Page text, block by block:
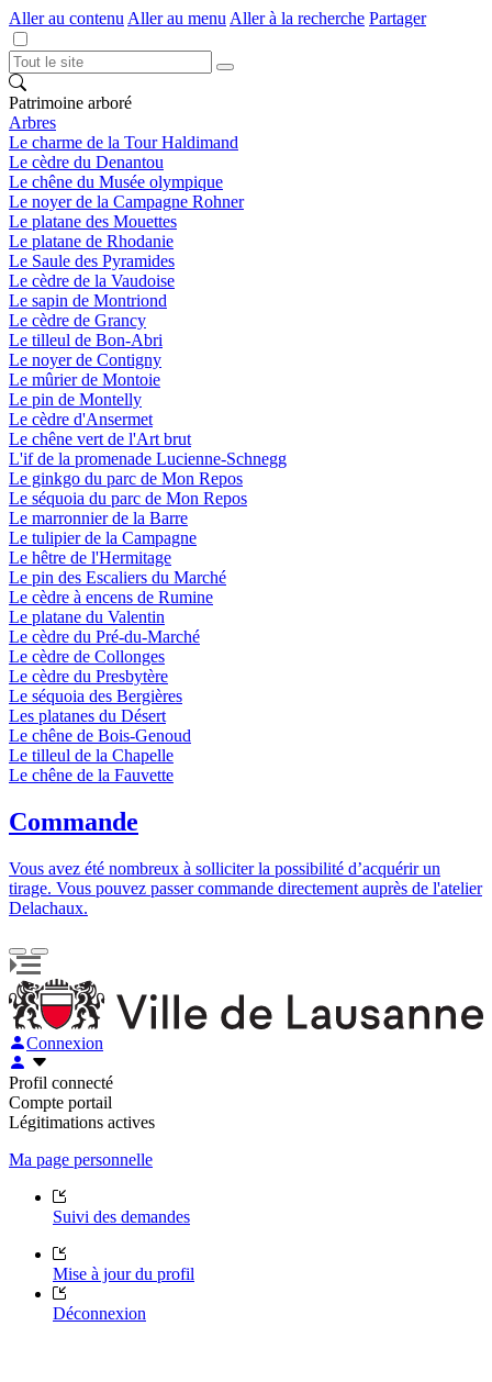
Aller au contenu Aller au menu Aller à la recherche Partager
Patrimoine arboré
Arbres
Le charme de la Tour Haldimand
Le cèdre du Denantou
Le chêne du Musée olympique
Le noyer de la Campagne Rohner
Le platane des Mouettes
Le platane de Rhodanie
Le Saule des Pyramides
Le cèdre de la Vaudoise
Le sapin de Montriond
Le cèdre de Grancy
Le tilleul de Bon-Abri
Le noyer de Contigny
Le mûrier de Montoie
Le pin de Montelly
Le cèdre d'Ansermet
Le chêne vert de l'Art brut
L'if de la promenade Lucienne-Schnegg
Le ginkgo du parc de Mon Repos
Le séquoia du parc de Mon Repos
Le marronnier de la Barre
Le tulipier de la Campagne
Le hêtre de l'Hermitage
Le pin des Escaliers du Marché
Le cèdre à encens de Rumine
Le platane du Valentin
Le cèdre du Pré-du-Marché
Le cèdre de Collonges
Le cèdre du Presbytère
Le séquoia des Bergières
Les platanes du Désert
Le chêne de Bois-Genoud
Le tilleul de la Chapelle
Le chêne de la Fauvette
Commande
Vous avez été nombreux à solliciter la possibilité d’acquérir un
tirage. Vous pouvez passer commande directement auprès de l'atelier
Delachaux.
Connexion
Profil connecté
Compte portail
Légitimations actives
Ma page personnelle
Suivi des demandes
Mise à jour du profil
Déconnexion